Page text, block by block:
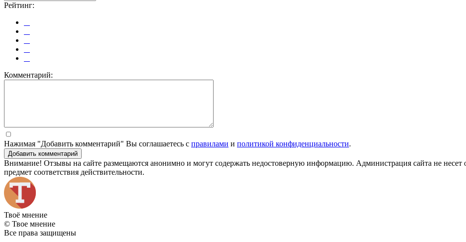
Рейтинг:
Комментарий:
Нажимая "Добавить комментарий" Вы соглашаетесь с правилами и политикой конфиденциальности.
Добавить комментарий
Внимание! Отзывы на сайте размещаются анонимно и могут содержать недостоверную информацию. Администрация сайта не несет
предмет соответствия действительности.
Твоё мнение
© Твое мнение
Все права защищены